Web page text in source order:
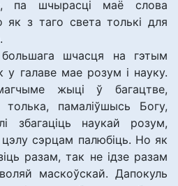
па шчырасці маё слова
як з таго света толькі для
шчасця на гэтым
у галаве мае розум і науку.
жыці ў багацтве,
памаліўшысь Богу,
збагаціць наукай розум,
сэрцам палюбіць. Но як
разам, так не ідзе разам
маскоўскай. Дапокуль